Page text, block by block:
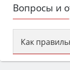
Вопросы и
Как
Сначала